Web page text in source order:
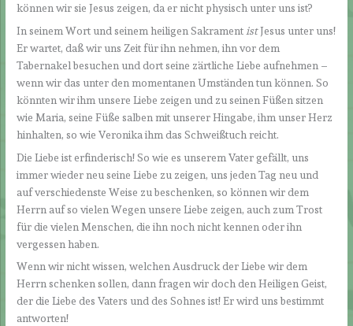
können wir sie Jesus zeigen, da er nicht physisch unter uns ist?
In seinem Wort und seinem heiligen Sakrament istJesus unter uns!
Er wartet, daß wir uns Zeit für ihn nehmen, ihn vor dem
Tabernakel besuchen und dort seine zärtliche Liebe aufnehmen –
wenn wir das unter den momentanen Umständen tun können. So
könnten wir ihm unsere Liebe zeigen und zu seinen Füßen sitzen
wie Maria, seine Füße salben mit unserer Hingabe, ihm unser Herz
hinhalten, so wie Veronika ihm das Schweißtuch reicht.
Die Liebe ist erfinderisch! So wie es unserem Vater gefällt, uns
immer wieder neu seine Liebe zu zeigen, uns jeden Tag neu und
auf verschiedenste Weise zu beschenken, so können wir dem
Herrn auf so vielen Wegen unsere Liebe zeigen, auch zum Trost
für die vielen Menschen, die ihn noch nicht kennen oder ihn
vergessen haben.
Wenn wir nicht wissen, welchen Ausdruck der Liebe wir dem
Herrn schenken sollen, dann fragen wir doch den Heiligen Geist,
der die Liebe des Vaters und des Sohnes ist! Er wird uns bestimmt
antworten!